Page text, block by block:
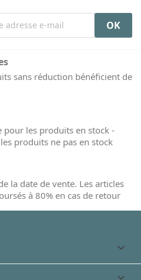
sans réduction bénéficient de
pour les produits en stock -
produits ne pas en stock
la date de vente. Les articles
à 80% en cas de retour
